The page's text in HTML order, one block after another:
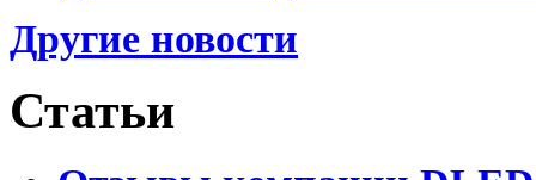
Другие новости
Статьи